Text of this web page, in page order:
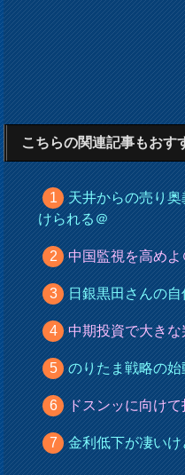
こちらの関連記事もおす
天井からの売り
けられる＠
中国監視を高めよ
日銀黒田さんの
中期投資で大き
のりたま戦略の
ドスンッに向け
金利低下が凄い